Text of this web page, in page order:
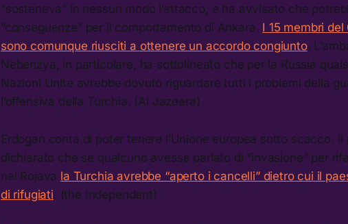
“sosteneva” in nessun modo l’attacco, e ha avvisato che
“conseguenze” per il comportamento di Ankara. I 15 membri
sono comunque riusciti a ottenere un accordo congiunto.
Nebenzya, in particolare, ha sottolineato che per la Russia
Nazioni Unite avrebbe dovuto riguardare tutti i problemi della
l’offensiva della Turchia. (Al Jazeera)
Erdogan conta di poter tenere l’Unione europea sotto scacco.
dichiarato che se qualcuno avesse parlato di “invasione” per
nel Rojava la Turchia avrebbe “aperto i cancelli” dietro cui il
di rifugiati. (the Independent)